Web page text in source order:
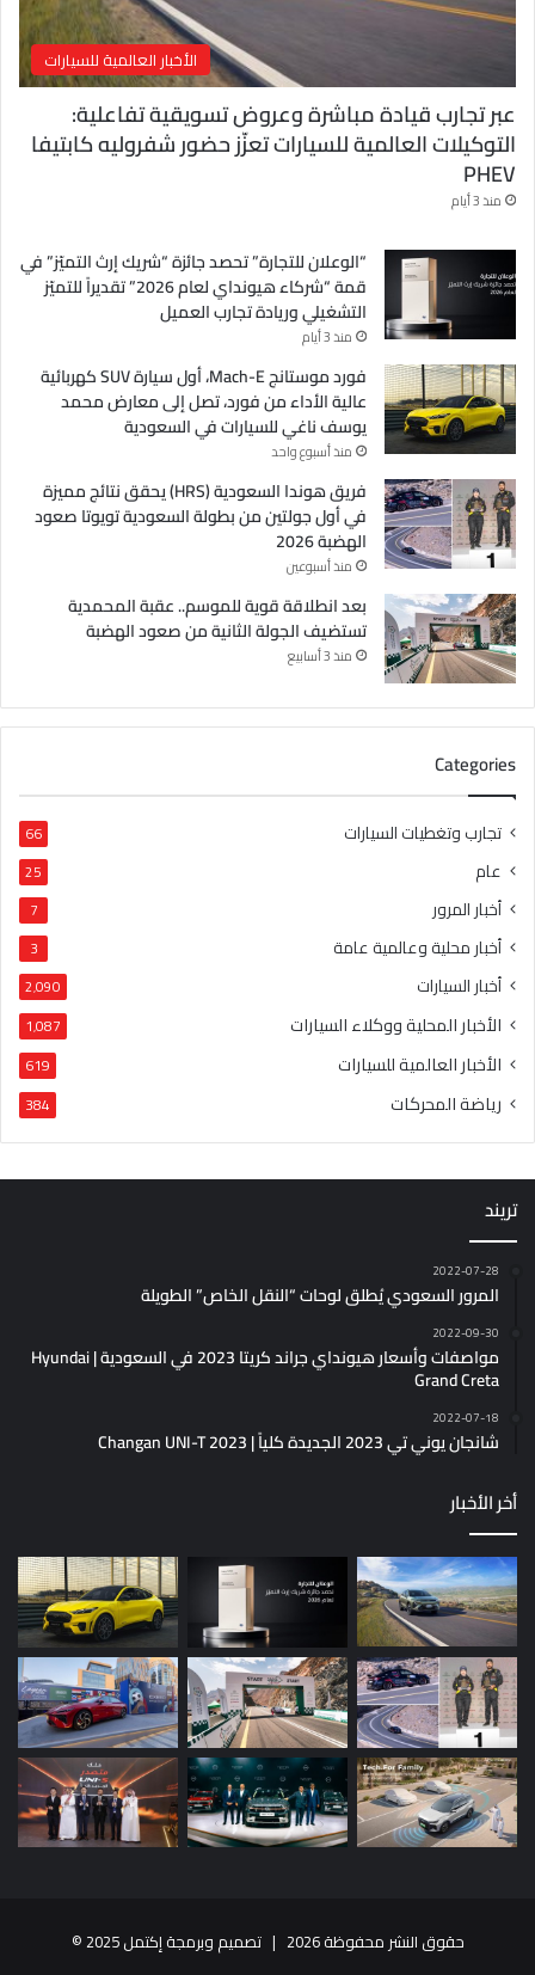
الأخبار العالمية للسيارات
عبر تجارب قيادة مباشرة وعروض تسويقية تفاعلية:
التوكيلات العالمية للسيارات تعزّز حضور شفروليه كابتيفا
PHEV
منذ 3 أيام
“الوعلان للتجارة” تحصد جائزة “شريك إرث التميّز” في
قمة “شركاء هيونداي لعام 2026” تقديراً للتميّز
التشغيلي وريادة تجارب العميل
منذ 3 أيام
فورد موستانج Mach-E، أول سيارة SUV كهربائية
عالية الأداء من فورد، تصل إلى معارض محمد
يوسف ناغي للسيارات في السعودية
منذ أسبوع واحد
فريق هوندا السعودية (HRS) يحقق نتائج مميزة
في أول جولتين من بطولة السعودية تويوتا صعود
الهضبة 2026
منذ أسبوعين
بعد انطلاقة قوية للموسم.. عقبة المحمدية
تستضيف الجولة الثانية من صعود الهضبة
منذ 3 أسابيع
Categories
تجارب وتغطيات السيارات 66
عام 25
أخبار المرور 7
أخبار محلية وعالمية عامة 3
أخبار السيارات 2٬090
الأخبار المحلية ووكلاء السيارات 1٬087
الأخبار العالمية للسيارات 619
رياضة المحركات 384
تريند
2022-07-28
المرور السعودي يُطلق لوحات “النقل الخاص” الطويلة
2022-09-30
مواصفات وأسعار هيونداي جراند كريتا 2023 في السعودية | Hyundai
Grand Creta
2022-07-18
شانجان يوني تي 2023 الجديدة كلياً | Changan UNI-T 2023
أخر الأخبار
حقوق النشر محفوظة 2026 | تصميم وبرمجة إكتمل 2025 ©